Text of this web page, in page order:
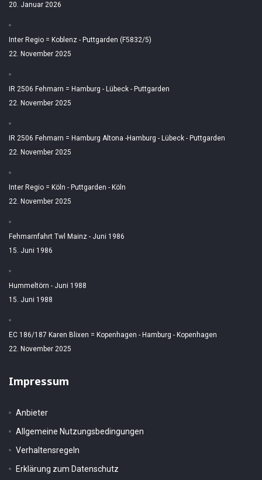
20. Januar 2026
Inter Regio = Koblenz - Puttgarden (F5832/5)
22. November 2025
IR 2506 Fehmarn = Hamburg - Lübeck - Puttgarden
22. November 2025
IR 2506 Fehmarn = Hamburg Altona -Hamburg - Lübeck - Puttgarden
22. November 2025
Inter Regio = Köln - Puttgarden - Köln
22. November 2025
Fehmarnfahrt Twl Mainz - Juni 1986
15. Juni 1986
Hummeltörn - Juni 1988
15. Juni 1988
EC 186/187 Karen Blixen = Kopenhagen - Hamburg - Kopenhagen
22. November 2025
Impressum
Anbieter
Allgemeine Nutzungsbedingungen
Verhaltensregeln
Erklärung zum Datenschutz